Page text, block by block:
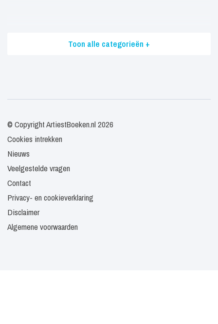
Toon alle categorieën +
© Copyright ArtiestBoeken.nl 2026
Cookies intrekken
Nieuws
Veelgestelde vragen
Contact
Privacy- en cookieverklaring
Disclaimer
Algemene voorwaarden